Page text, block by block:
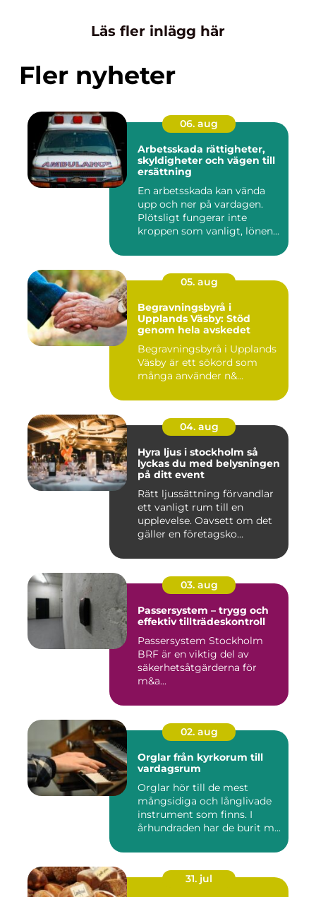
Läs fler inlägg här
Fler nyheter
06. aug
Arbetsskada rättigheter,
skyldigheter och vägen till
ersättning
En arbetsskada kan vända
upp och ner på vardagen.
Plötsligt fungerar inte
kroppen som vanligt, lönen...
05. aug
Begravningsbyrå i
Upplands Väsby: Stöd
genom hela avskedet
Begravningsbyrå i Upplands
Väsby är ett sökord som
många använder n&...
04. aug
Hyra ljus i stockholm så
lyckas du med belysningen
på ditt event
Rätt ljussättning förvandlar
ett vanligt rum till en
upplevelse. Oavsett om det
gäller en företagsko...
03. aug
Passersystem – trygg och
effektiv tillträdeskontroll
Passersystem Stockholm
BRF är en viktig del av
säkerhetsåtgärderna för
m&a...
02. aug
Orglar från kyrkorum till
vardagsrum
Orglar hör till de mest
mångsidiga och långlivade
instrument som finns. I
århundraden har de burit m...
31. jul